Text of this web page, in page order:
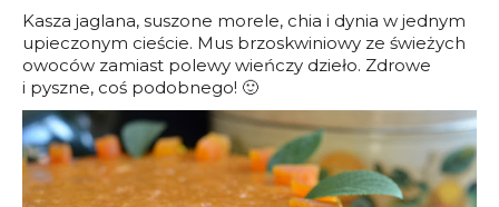
Kasza jaglana, suszone morele, chia i dynia w jednym
upieczonym cieście. Mus brzoskwiniowy ze świeżych
owoców zamiast polewy wieńczy dzieło. Zdrowe
i pyszne, coś podobnego! 🙂